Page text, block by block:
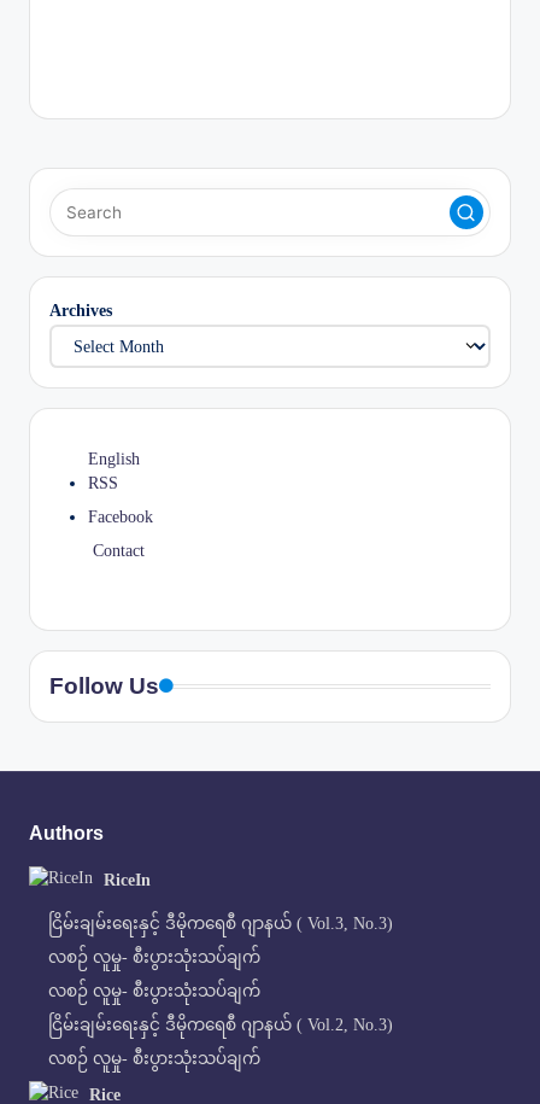
Archives
English
RSS
Facebook
Contact
Follow Us
Authors
RiceIn
ငြိမ်းချမ်းရေးနှင့် ဒီမိုကရေစီ ဂျာနယ် ( Vol.3, No.3)
လစဉ် လူမှု- စီးပွားသုံးသပ်ချက်
လစဉ် လူမှု- စီးပွားသုံးသပ်ချက်
ငြိမ်းချမ်းရေးနှင့် ဒီမိုကရေစီ ဂျာနယ် ( Vol.2, No.3)
လစဉ် လူမှု- စီးပွားသုံးသပ်ချက်
Rice